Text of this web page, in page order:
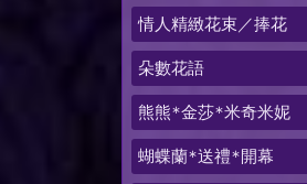
情人精緻花束／捧花
朵數花語
熊熊*金莎*米奇米妮
蝴蝶蘭*送禮*開幕